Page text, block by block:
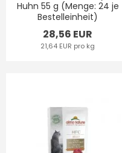
Huhn 55 g (Menge: 24 je
Bestelleinheit)
28,56 EUR
21,64 EUR pro kg